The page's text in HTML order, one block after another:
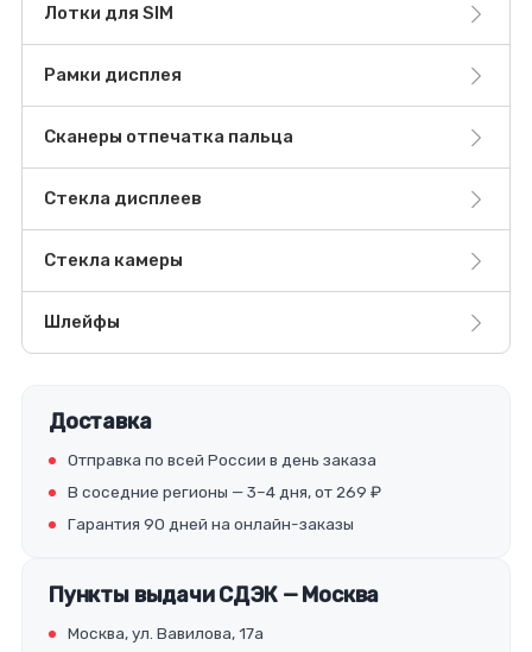
Лотки для SIM
Рамки дисплея
Сканеры отпечатка пальца
Стекла дисплеев
Стекла камеры
Шлейфы
Доставка
Отправка по всей России в день заказа
В соседние регионы — 3–4 дня, от 269 ₽
Гарантия 90 дней на онлайн-заказы
Пункты выдачи СДЭК — Москва
Москва, ул. Вавилова, 17а